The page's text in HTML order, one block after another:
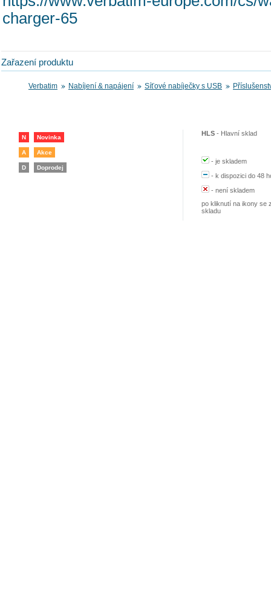
charger-65
Zařazení produktu
Verbatim Nabíjení & napájení Síťové nabíječky s USB
N Novinka
A Akce
D Doprodej
HLS - Hlavní sklad
-je skladem
-k dispozici do 48
-není skladem
po kliknutí na ikony se
skladu